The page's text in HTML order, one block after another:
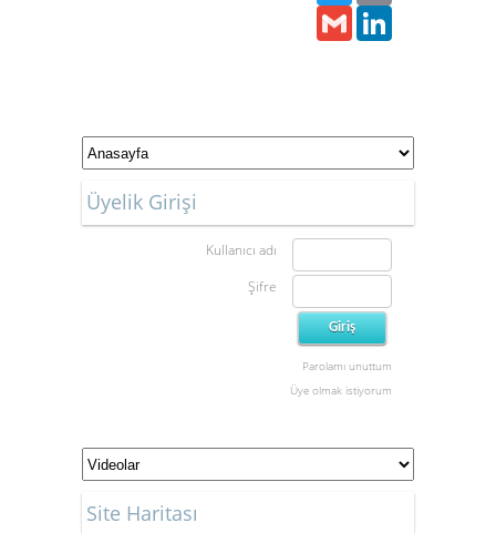
Gmail
Üyelik Girişi
Kullanıcı adı
Şifre
Parolamı unuttum
Üye olmak istiyorum
Site Haritası